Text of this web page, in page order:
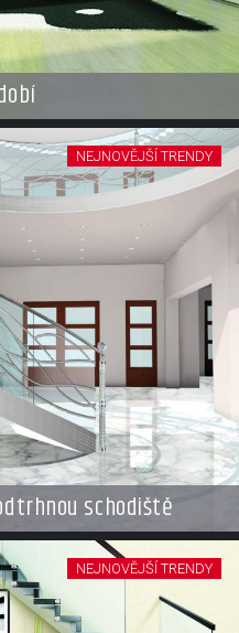
schodiště
NEJNOVĚJŠÍ TRENDY
NEJNOVĚJŠÍ TRENDY